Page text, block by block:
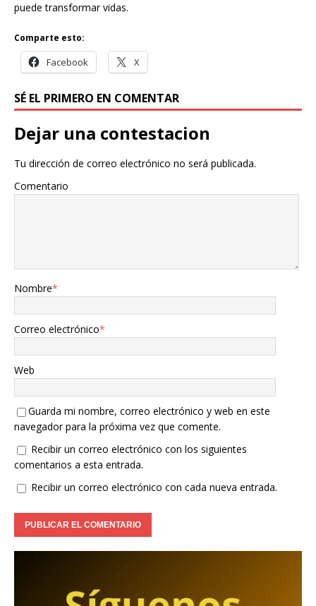
puede transformar vidas.
Comparte esto:
Facebook X
SÉ EL PRIMERO EN COMENTAR
Dejar una contestacion
Tu dirección de correo electrónico no será publicada.
Comentario
Nombre*
Correo electrónico*
Web
Guarda mi nombre, correo electrónico y web en este
navegador para la próxima vez que comente.
Recibir un correo electrónico con los siguientes
comentarios a esta entrada.
Recibir un correo electrónico con cada nueva entrada.